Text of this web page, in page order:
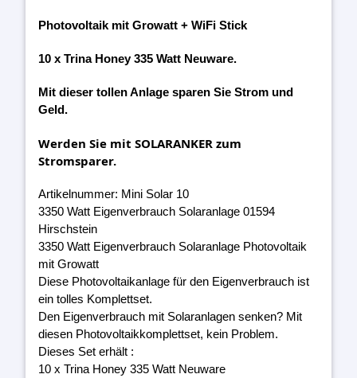
Photovoltaik mit Growatt + WiFi Stick
10 x Trina Honey 335 Watt Neuware.
Mit dieser tollen Anlage sparen Sie Strom und
Geld.
Werden Sie mit SOLARANKER zum
Stromsparer.
Artikelnummer: Mini Solar 10
3350 Watt Eigenverbrauch Solaranlage 01594
Hirschstein
3350 Watt Eigenverbrauch Solaranlage Photovoltaik
mit Growatt
Diese Photovoltaikanlage für den Eigenverbrauch ist
ein tolles Komplettset.
Den Eigenverbrauch mit Solaranlagen senken? Mit
diesen Photovoltaikkomplettset, kein Problem.
Dieses Set erhält :
10 x Trina Honey 335 Watt Neuware